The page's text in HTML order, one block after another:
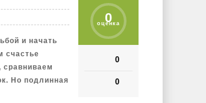
0
оценка
0
0
и начать
счастье
сравниваем
Но подлинная